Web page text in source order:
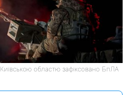
областю зафіксовано БпЛА